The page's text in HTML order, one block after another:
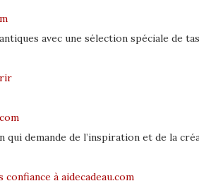
avec une sélection spéciale de
qui demande de l’inspiration et de la
à aidecadeau.com